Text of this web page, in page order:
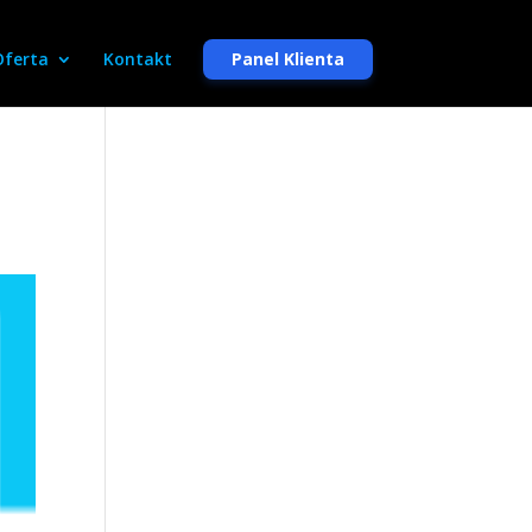
Kontakt Panel Klienta